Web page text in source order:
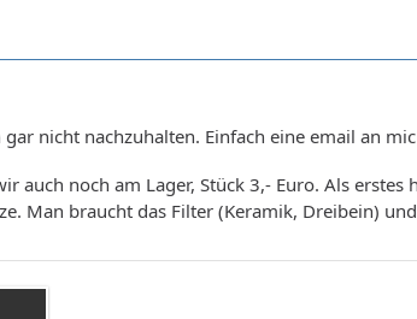
nicht nachzuhalten. Einfach eine email an
auch noch am Lager, Stück 3,- Euro. Als
Man braucht das Filter (Keramik, Dreibein)